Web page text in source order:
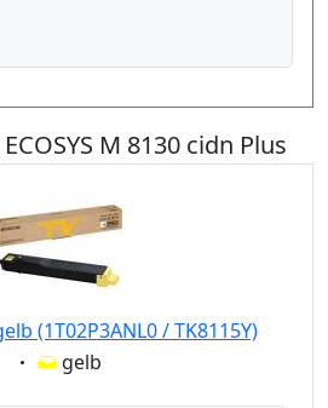
M 8130 cidn Plus
(1T02P3ANL0 / TK8115Y)
Eigenschaft:
gelb